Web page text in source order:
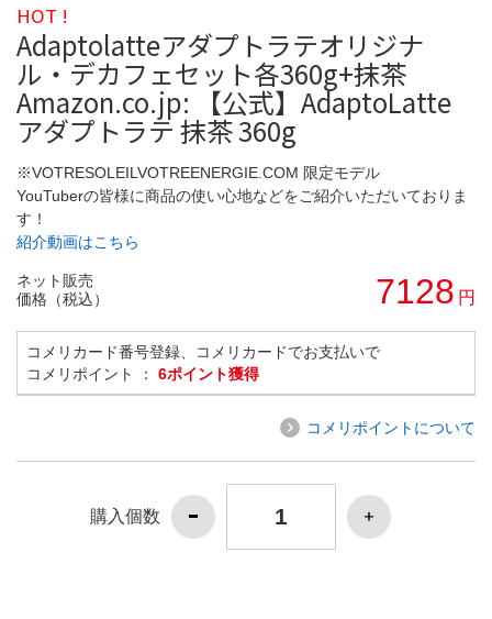
HOT !
Adaptolatteアダプトラテオリジナ
ル・デカフェセット各360g+抹茶
Amazon.co.jp: 【公式】AdaptoLatte
アダプトラテ 抹茶 360g
※VOTRESOLEILVOTREENERGIE.COM 限定モデル
YouTuberの皆様に商品の使い心地などをご紹介いただいておりま
す！
紹介動画はこちら
ネット販売
価格（税込）
7128 円
コメリカード番号登録、コメリカードでお支払いで
コメリポイント ： 6ポイント獲得
コメリポイントについて
購入個数